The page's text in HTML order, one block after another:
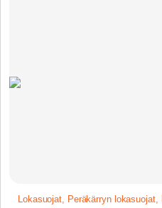
Lokasuojat, Peräkärryn lokasuojat,